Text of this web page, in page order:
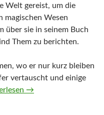
Welt gereist, um die
magischen Wesen
über sie in seinem Buch
Them zu berichten.
wo er nur kurz bleiben
vertauscht und einige
Beasts and Where to
→